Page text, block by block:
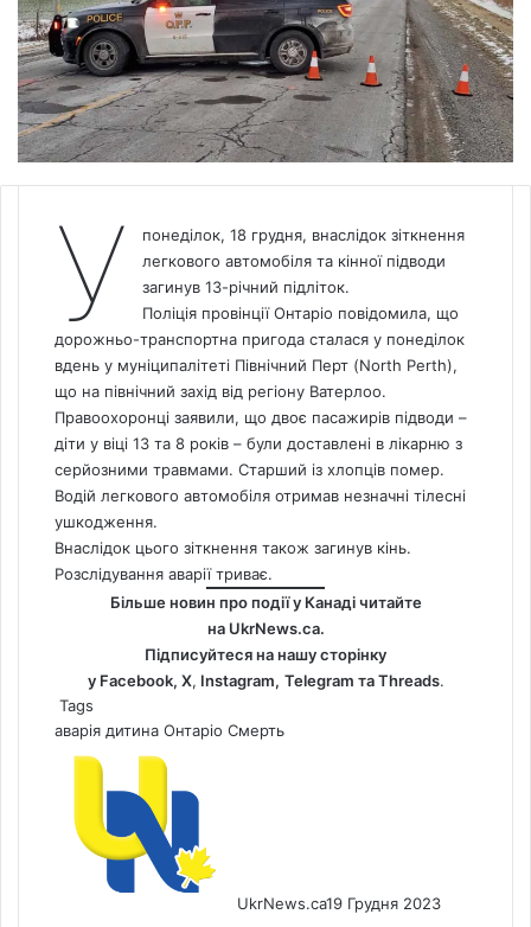
У
понеділок, 18 грудня, внаслідок зіткнення
легкового автомобіля та кінної підводи
загинув 13-річний підліток.
Поліція провінції Онтаріо повідомила, що
дорожньо-транспортна пригода сталася у понеділок
вдень у муніципалітеті Північний Перт (North Perth),
що на північний захід від регіону Ватерлоо.
Правоохоронці заявили, що двоє пасажирів підводи –
діти у віці 13 та 8 років – були доставлені в лікарню з
серйозними травмами. Старший із хлопців помер.
Водій легкового автомобіля отримав незначні тілесні
ушкодження.
Внаслідок цього зіткнення також загинув кінь.
Розслідування аварії триває.
Більше новин про події у Канаді читайте
на UkrNews.ca.
Підписуйтеся на нашу сторінку
у Facebook, Х, Instagram, Telegram таThreads.
Tags
аварія дитина Онтаріо Смерть
UkrNews.ca19 Грудня 2023